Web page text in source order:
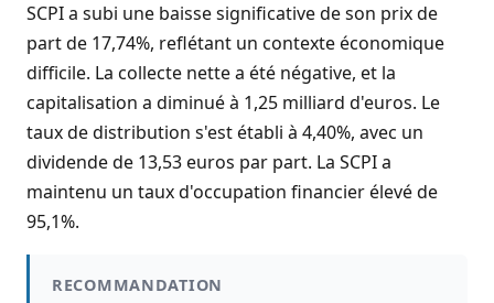
SCPI a subi une baisse significative de son prix de
part de 17,74%, reflétant un contexte économique
difficile. La collecte nette a été négative, et la
capitalisation a diminué à 1,25 milliard d'euros. Le
taux de distribution s'est établi à 4,40%, avec un
dividende de 13,53 euros par part. La SCPI a
maintenu un taux d'occupation financier élevé de
95,1%.
RECOMMANDATION